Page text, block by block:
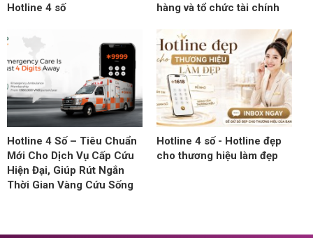
Hotline 4 số
hàng và tổ chức tài chính
Hotline 4 Số – Tiêu Chuẩn
Mới Cho Dịch Vụ Cấp Cứu
Hiện Đại, Giúp Rút Ngắn
Thời Gian Vàng Cứu Sống
Hotline 4 số - Hotline đẹp
cho thương hiệu làm đẹp